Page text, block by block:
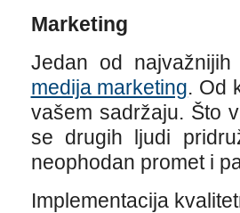
Marketing
Jedan od najvažnijih
medija marketing. Od
vašem sadržaju. Što
se drugih ljudi
neophodan promet i
Implementacija